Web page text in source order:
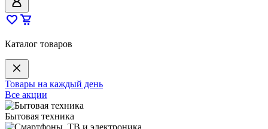
Каталог товаров
Товары на каждый день
Все акции
Бытовая техника